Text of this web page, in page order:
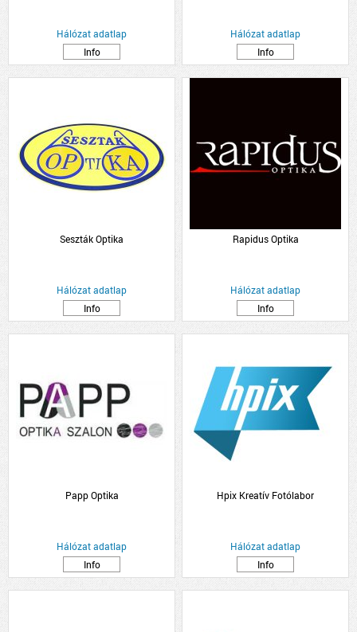
Hálózat adatlap
Info
Hálózat adatlap
Info
Seszták Optika
Hálózat adatlap
Info
Rapidus Optika
Hálózat adatlap
Info
Papp Optika
Hálózat adatlap
Info
Hpix Kreatív Fotólabor
Hálózat adatlap
Info